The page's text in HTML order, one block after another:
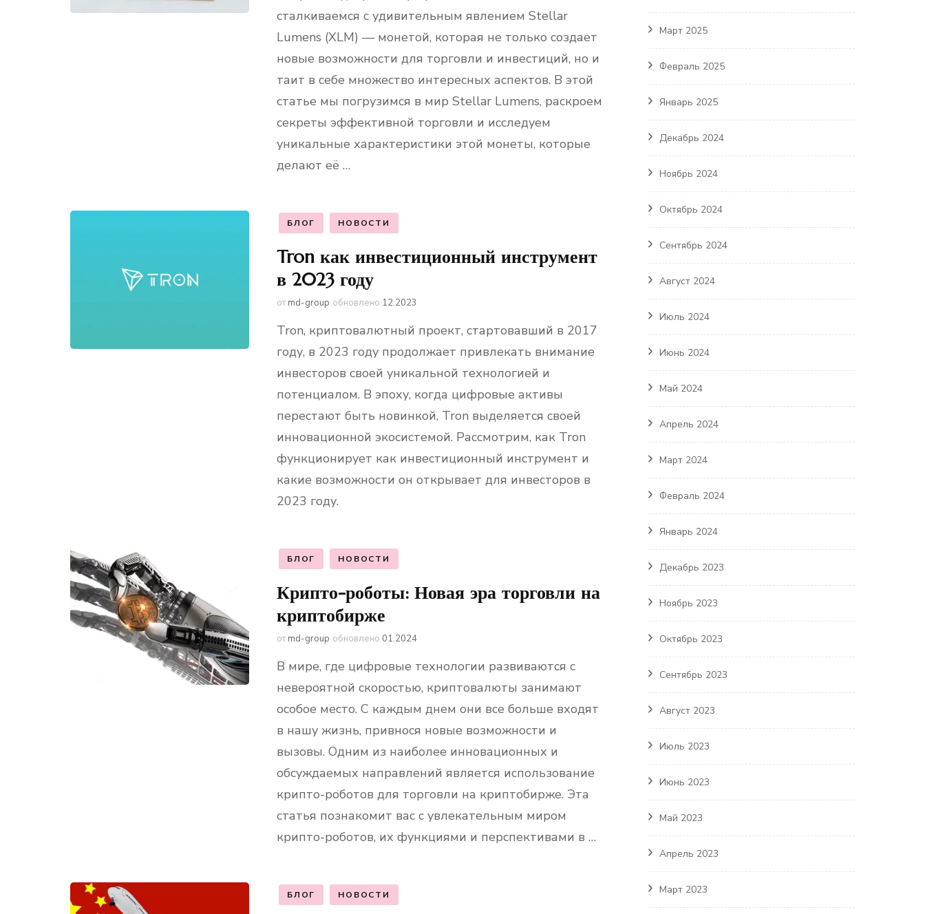
сталкиваемся с удивительным явлением Stellar
Lumens (XLM) — монетой, которая не только создает
новые возможности для торговли и инвестиций, но и
таит в себе множество интересных аспектов. В этой
статье мы погрузимся в мир Stellar Lumens, раскроем
секреты эффективной торговли и исследуем
уникальные характеристики этой монеты, которые
делают её …
БЛОГ НОВОСТИ
Tron как инвестиционный инструмент
в 2023 году
от md-group обновлено 12.2023
Tron, криптовалютный проект, стартовавший в 2017
году, в 2023 году продолжает привлекать внимание
инвесторов своей уникальной технологией и
потенциалом. В эпоху, когда цифровые активы
перестают быть новинкой, Tron выделяется своей
инновационной экосистемой. Рассмотрим, как Tron
функционирует как инвестиционный инструмент и
какие возможности он открывает для инвесторов в
2023 году.
БЛОГ НОВОСТИ
Крипто-роботы: Новая эра торговли на
криптобирже
от md-group обновлено 01.2024
В мире, где цифровые технологии развиваются с
невероятной скоростью, криптовалюты занимают
особое место. С каждым днем они все больше входят
в нашу жизнь, привнося новые возможности и
вызовы. Одним из наиболее инновационных и
обсуждаемых направлений является использование
крипто-роботов для торговли на криптобирже. Эта
статья познакомит вас с увлекательным миром
крипто-роботов, их функциями и перспективами в …
БЛОГ НОВОСТИ
Март 2025
Февраль 2025
Январь 2025
Декабрь 2024
Ноябрь 2024
Октябрь 2024
Сентябрь 2024
Август 2024
Июль 2024
Июнь 2024
Май 2024
Апрель 2024
Март 2024
Февраль 2024
Январь 2024
Декабрь 2023
Ноябрь 2023
Октябрь 2023
Сентябрь 2023
Август 2023
Июль 2023
Июнь 2023
Май 2023
Апрель 2023
Март 2023